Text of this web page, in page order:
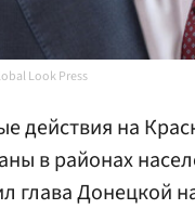
Look Press
действия на
в районах
глава Донецкой